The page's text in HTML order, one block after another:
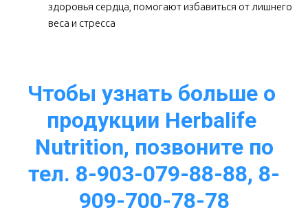
здоровья сердца, помогают избавиться от лишнего
веса и стресса
Чтобы узнать больше о
продукции Herbalife
Nutrition, позвоните по
тел. 8-903-079-88-88, 8-
909-700-78-78